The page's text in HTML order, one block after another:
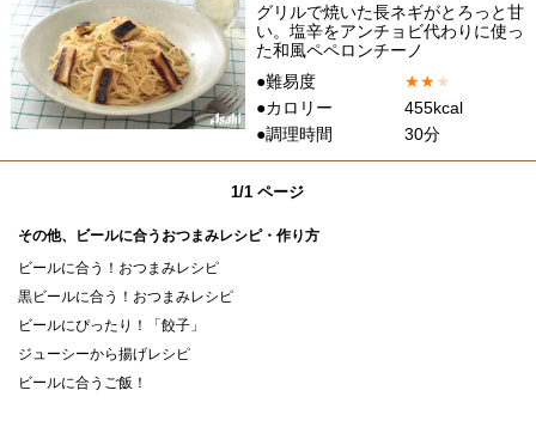
グリルで焼いた長ネギがとろっと甘
い。塩辛をアンチョビ代わりに使っ
た和風ペペロンチーノ
●難易度
★★★
●カロリー
455kcal
●調理時間
30分
1/1 ページ
その他、ビールに合うおつまみレシピ・作り方
ビールに合う！おつまみレシピ
黒ビールに合う！おつまみレシピ
ビールにぴったり！「餃子」
ジューシーから揚げレシピ
ビールに合うご飯！